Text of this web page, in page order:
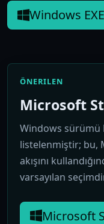
Windows
ÖNERILEN
Microsoft
Windows
listelenmiştir; bu,
akışını
varsayılan
Microsoft